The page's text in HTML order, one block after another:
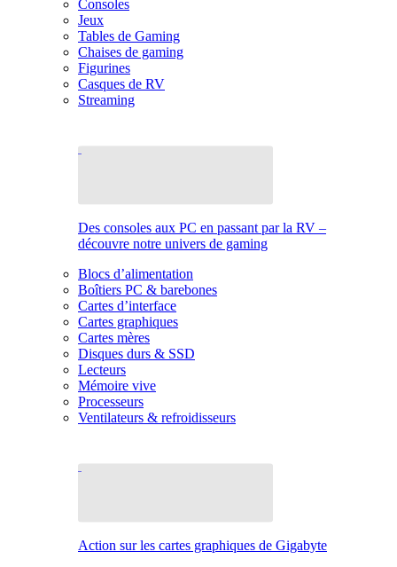
Consoles
Jeux
Tables de Gaming
Chaises de gaming
Figurines
Casques de RV
Streaming
Des consoles aux PC en passant par la RV –
découvre notre univers de gaming
Blocs d’alimentation
Boîtiers PC & barebones
Cartes d’interface
Cartes graphiques
Cartes mères
Disques durs & SSD
Lecteurs
Mémoire vive
Processeurs
Ventilateurs & refroidisseurs
Action sur les cartes graphiques de Gigabyte